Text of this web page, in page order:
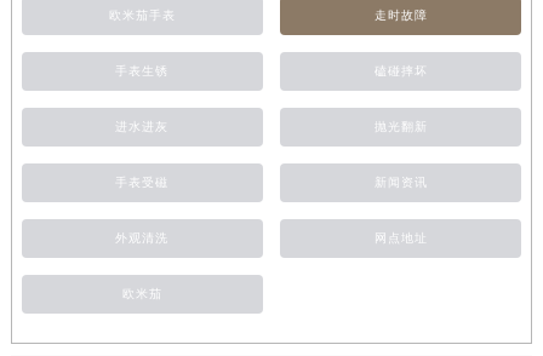
欧米茄手表 走时故障
手表生锈 磕碰摔坏
进水进灰 抛光翻新
手表受磁 新闻资讯
外观清洗 网点地址
欧米茄